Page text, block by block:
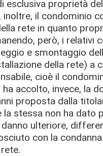
esclusiva proprietà
inoltre, il condominio
rete in quanto
però, i relativi
e smontaggio
della rete) a
cioè il
ha accolto, invece, la
proposta dalla
la stessa non ha dato
ulteriore,
con la